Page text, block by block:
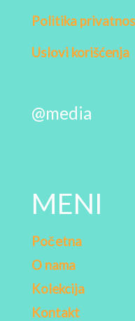
Politika
Uslovi korišćenja
@media
MENI
Početna
O nama
Kolekcija
Kontakt